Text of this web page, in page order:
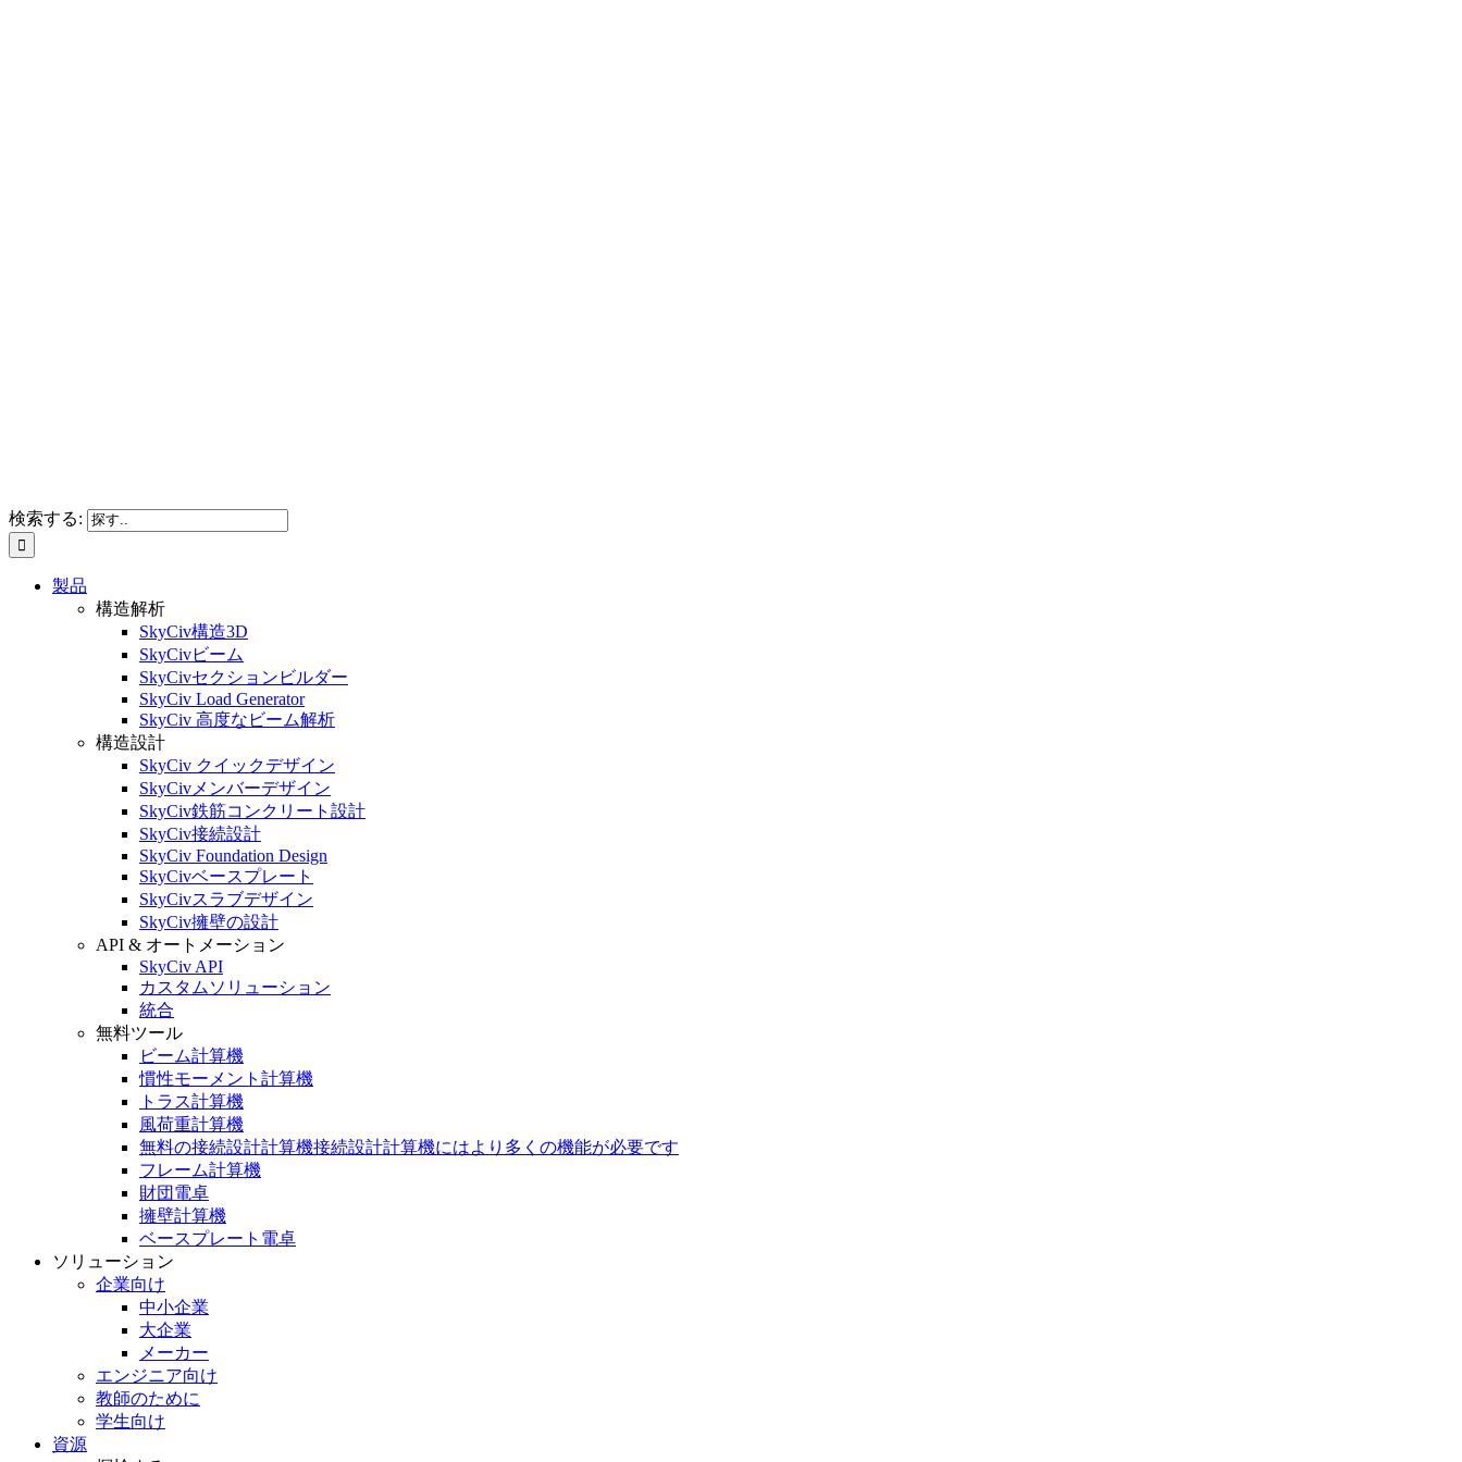
検索する:
製品
構造解析
SkyCiv構造3D
SkyCivビーム
SkyCivセクションビルダー
SkyCiv Load Generator
SkyCiv 高度なビーム解析
構造設計
SkyCiv クイックデザイン
SkyCivメンバーデザイン
SkyCiv鉄筋コンクリート設計
SkyCiv接続設計
SkyCiv Foundation Design
SkyCivベースプレート
SkyCivスラブデザイン
SkyCiv擁壁の設計
API & オートメーション
SkyCiv API
カスタムソリューション
統合
無料ツール
ビーム計算機
慣性モーメント計算機
トラス計算機
風荷重計算機
無料の接続設計計算機接続設計計算機にはより多くの機能が必要です
フレーム計算機
財団電卓
擁壁計算機
ベースプレート電卓
ソリューション
企業向け
中小企業
大企業
メーカー
エンジニア向け
教師のために
学生向け
資源